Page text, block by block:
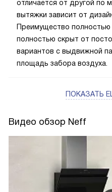
отличается от другой по
вытяжки зависит от
Преимущество
полностью скрыт от
вариантов с выдвижной
площадь забора воздуха.
ПОКАЗАТЬ
Видео обзор Neff